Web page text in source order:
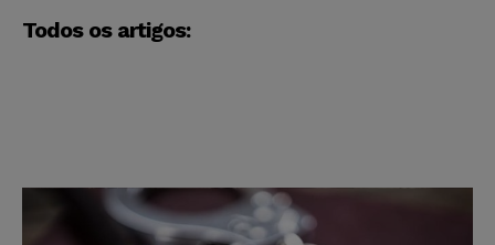
Todos os artigos: